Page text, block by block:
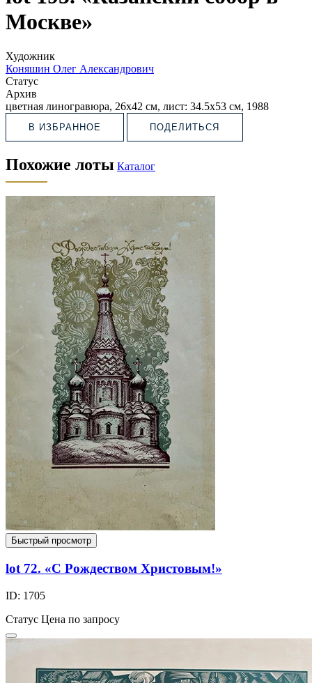
Москве»
Художник
Коняшин Олег Александрович
Статус
Архив
цветная линогравюра, 26х42 см, лист: 34.5х53 см, 1988
В ИЗБРАННОЕ ПОДЕЛИТЬСЯ
Похожие лоты Каталог
Быстрый просмотр
lot 72. «С Рождеством Христовым!»
ID: 1705
Статус Цена по запросу